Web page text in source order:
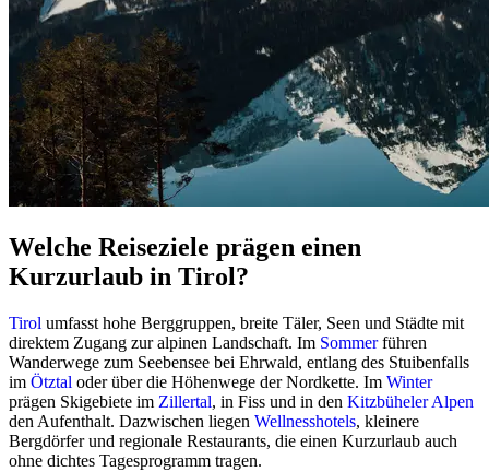
Welche Reiseziele prägen einen
Kurzurlaub in Tirol?
Tirol umfasst hohe Berggruppen, breite Täler, Seen und Städte mit
direktem Zugang zur alpinen Landschaft. Im Sommerführen
Wanderwege zum Seebensee bei Ehrwald, entlang des Stuibenfalls
im Ötztal oder über die Höhenwege der Nordkette. Im Winter
prägen Skigebiete im Zillertal, in Fiss und in den Kitzbüheler Alpen
den Aufenthalt. Dazwischen liegen Wellnesshotels, kleinere
Bergdörfer und regionale Restaurants, die einen Kurzurlaub auch
ohne dichtes Tagesprogramm tragen.